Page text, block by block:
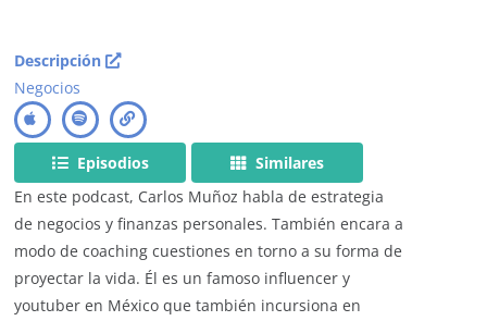
Descripción
Negocios
Episodios
Similares
En este podcast, Carlos Muñoz habla de estrategia
de negocios y finanzas personales. También encara a
modo de coaching cuestiones en torno a su forma de
proyectar la vida. Él es un famoso influencer y
youtuber en México que también incursiona en